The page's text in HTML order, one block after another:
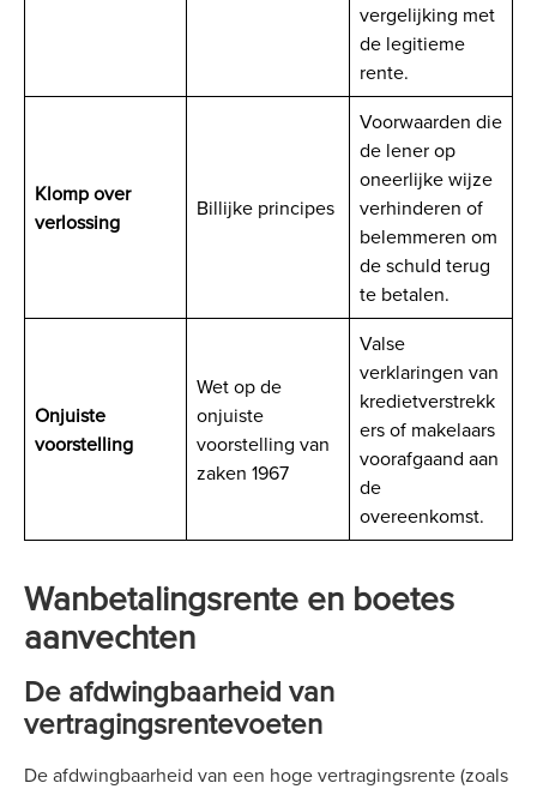
vergelijking met
de legitieme
rente.
Klomp over
verlossing
Billijke principes
Voorwaarden die
de lener op
oneerlijke wijze
verhinderen of
belemmeren om
de schuld terug
te betalen.
Onjuiste
voorstelling
Wet op de
onjuiste
voorstelling van
zaken 1967
Valse
verklaringen van
kredietverstrekk
ers of makelaars
voorafgaand aan
de
overeenkomst.
Wanbetalingsrente en boetes
aanvechten
De afdwingbaarheid van
vertragingsrentevoeten
De afdwingbaarheid van een hoge vertragingsrente (zoals